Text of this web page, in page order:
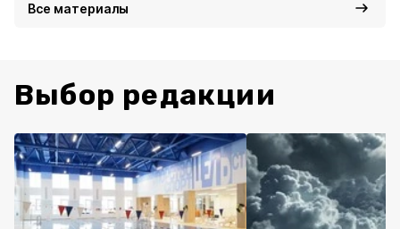
Все материалы
Выбор редакции